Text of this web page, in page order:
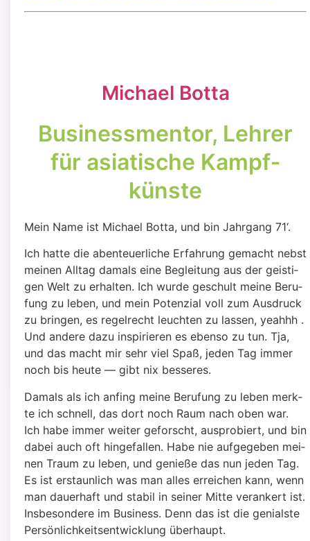
Micha­el Bot­ta
Busi­ness­men­tor, Leh­rer
für asia­ti­sche Kampf­
küns­te
Mein Name ist Micha­el Bot­ta, und bin Jahr­gang 71‘.
Ich hat­te die aben­teu­er­li­che Erfah­rung gemacht nebst
mei­nen All­tag damals eine Beglei­tung aus der geis­ti­
gen Welt zu erhal­ten. Ich wur­de geschult mei­ne Beru­
fung zu leben, und mein Poten­zi­al voll zum Aus­druck
zu brin­gen, es regel­recht leuch­ten zu las­sen, yeahhh .
Und ande­re dazu inspi­rie­ren es eben­so zu tun. Tja,
und das macht mir sehr viel Spaß, jeden Tag immer
noch bis heu­te — gibt nix bes­se­res.
Damals als ich anfing mei­ne Beru­fung zu leben merk­
te ich schnell, das dort noch Raum nach oben war.
Ich habe immer wei­ter geforscht, aus­pro­biert, und bin
dabei auch oft hin­ge­fal­len. Habe nie auf­ge­ge­ben mei­
nen Traum zu leben, und genie­ße das nun jeden Tag.
Es ist erstaun­lich was man alles errei­chen kann, wenn
man dau­er­haft und sta­bil in sei­ner Mit­te ver­an­kert ist.
Ins­be­son­de­re im Busi­ness. Denn das ist die geni­als­te
Per­sön­lich­keits­ent­wick­lung über­haupt.